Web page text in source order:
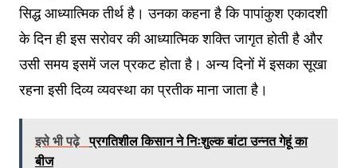
सिद्ध आध्यात्मिक तीर्थ है। उनका कहना है कि पापांकुश एकादशी
के दिन ही इस सरोवर की आध्यात्मिक शक्ति जागृत होती है और
उसी समय इसमें जल प्रकट होता है। अन्य दिनों में इसका सूखा
रहना इसी दिव्य व्यवस्था का प्रतीक माना जाता है।
इसे भी पढ़े प्रगतिशील किसान ने निःशुल्क बांटा उन्नत गेहूं का
बीज